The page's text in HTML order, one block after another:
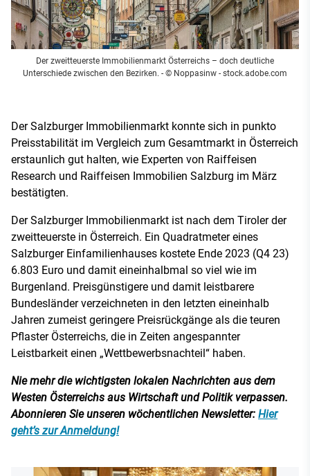
Der zweitteuerste Immobilienmarkt Österreichs – doch deutliche
Unterschiede zwischen den Bezirken. - © Noppasinw - stock.adobe.com
Der Salzburger Immobilienmarkt konnte sich in punkto
Preisstabilität im Vergleich zum Gesamtmarkt in Österreich
erstaunlich gut halten, wie Experten von Raiffeisen
Research und Raiffeisen Immobilien Salzburg im März
bestätigten.
Der Salzburger Immobilienmarkt ist nach dem Tiroler der
zweitteuerste in Österreich. Ein Quadratmeter eines
Salzburger Einfamilienhauses kostete Ende 2023 (Q4 23)
6.803 Euro und damit eineinhalbmal so viel wie im
Burgenland. Preisgünstigere und damit leistbarere
Bundesländer verzeichneten in den letzten eineinhalb
Jahren zumeist geringere Preisrückgänge als die teuren
Pflaster Österreichs, die in Zeiten angespannter
Leistbarkeit einen „Wettbewerbsnachteil“ haben.
Nie mehr die wichtigsten lokalen Nachrichten aus dem
Westen Österreichs aus Wirtschaft und Politik verpassen.
Abonnieren Sie unseren wöchentlichen Newsletter: Hier
geht’s zur Anmeldung!